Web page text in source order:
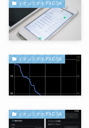
イオンスマホ FXC-5A
イオンスマホ FXC-5A
イオンスマホ FXC-5A